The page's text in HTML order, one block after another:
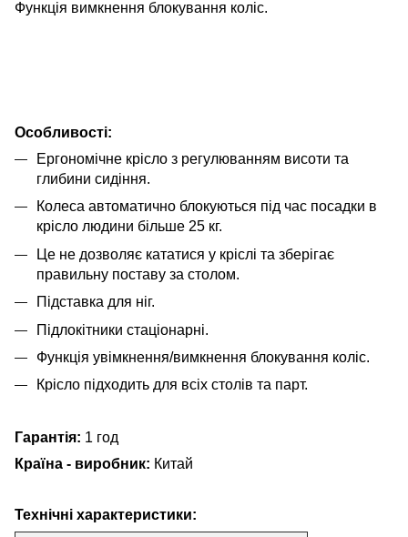
Функція вимкнення блокування коліс.
Особливості:
Ергономічне крісло з регулюванням висоти та
глибини сидіння.
Колеса автоматично блокуються під час посадки в
крісло людини більше 25 кг.
Це не дозволяє кататися у кріслі та зберігає
правильну поставу за столом.
Підставка для ніг.
Підлокітники стаціонарні.
Функція увімкнення/вимкнення блокування коліс.
Крісло підходить для всіх столів та парт.
Гарантія: 1 год
Країна - виробник: Китай
Технічні характеристики: